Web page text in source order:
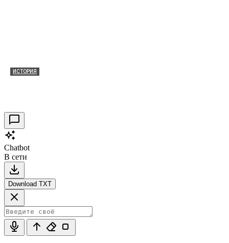
ИСТОРИЯ
Chatbot
В сети
Download TXT